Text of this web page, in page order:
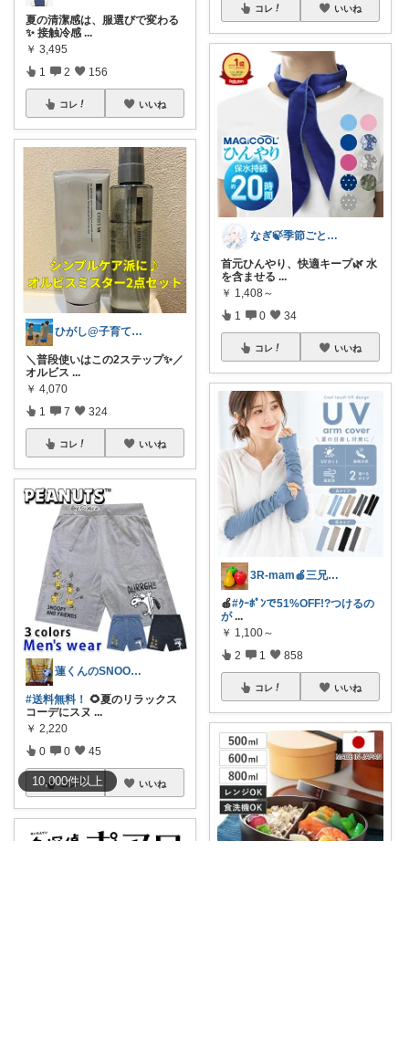
10,000件以上
夏の清潔感は、服選びで変わる
✨ 接触冷感 ...
￥ 3,495
1 2 156
コレ いいね
ひがし@子育て夫婦の役立ちアイテム
＼普段使いはこの2ステップ✨／
オルビス ...
￥ 4,070
1 7 324
コレ いいね
蓮くんのSNOOPYおすすめROOM
#送料無料！ 🌻夏のリラックス
コーデにスヌ ...
￥ 2,220
0 0 45
コレ いいね
コレ いいね
なぎ🍃季節ごとの暮らしを快適に
首元ひんやり、快適キープ🌿 水
を含ませる ...
￥ 1,408～
1 0 34
コレ いいね
3R-mam🍎三兄弟母
🍎#ｸｰﾎﾟﾝで51%OFF!?つけるの
が ...
￥ 1,100～
2 1 858
コレ いいね